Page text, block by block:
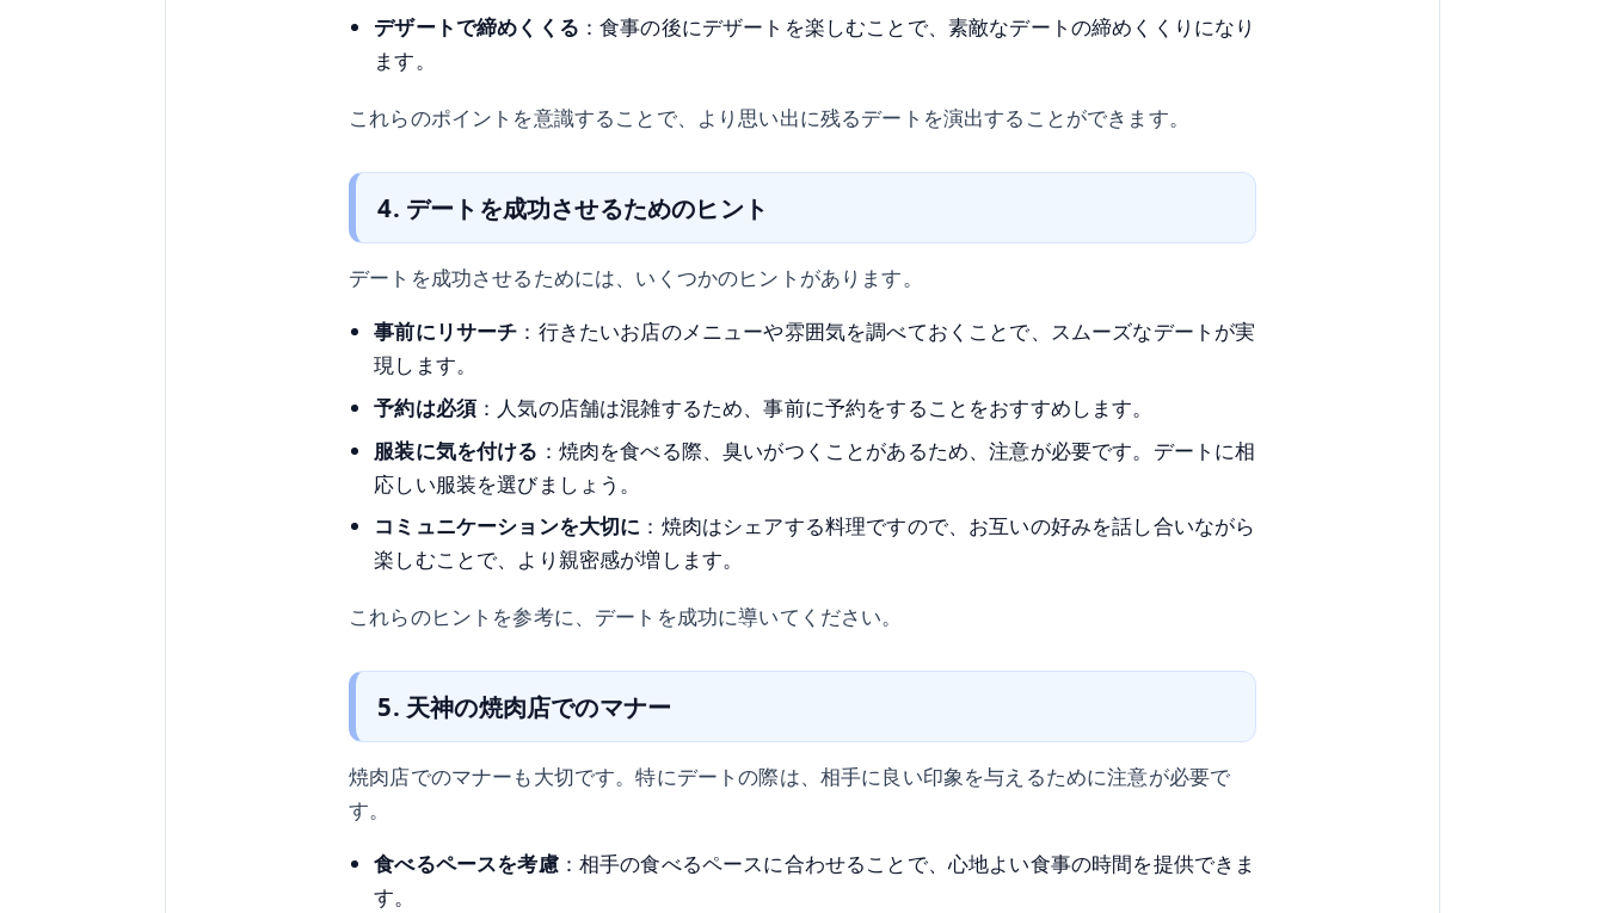
デザートで締めくくる ：食事の後にデザートを楽しむことで、素敵なデートの締めくくりになり
ます。
これらのポイントを意識することで、より思い出に残るデートを演出することができます。
4. デートを成功させるためのヒント
デートを成功させるためには、いくつかのヒントがあります。
事前にリサーチ ：行きたいお店のメニューや雰囲気を調べておくことで、スムーズなデートが実
現します。
予約は必須 ：人気の店舗は混雑するため、事前に予約をすることをおすすめします。
服装に気を付ける ：焼肉を食べる際、臭いがつくことがあるため、注意が必要です。デートに相
応しい服装を選びましょう。
コミュニケーションを大切に ：焼肉はシェアする料理ですので、お互いの好みを話し合いながら
楽しむことで、より親密感が増します。
これらのヒントを参考に、デートを成功に導いてください。
5. 天神の焼肉店でのマナー
焼肉店でのマナーも大切です。特にデートの際は、相手に良い印象を与えるために注意が必要で
す。
食べるペースを考慮：相手の食べるペースに合わせることで、心地よい食事の時間を提供できま
す。